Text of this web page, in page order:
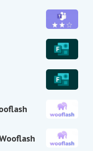
|
Réservation
de
locaux
via
Col.NET
Teams
|
Travail
Forms
|
Questions
direct
Forms
|
Wooflash
Prendre
en
Wooflash